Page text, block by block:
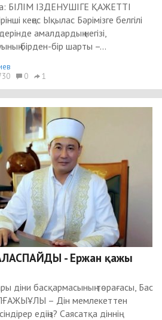
БІЛІМ ІЗДЕНУШІГЕ ҚАЖЕТТІ
кеңес Ықылас Бәрімізге белгілі
амалдардың негізі,
бірден-бір шарты –...
0 1
- Ержан қажы
діни басқармасының төрағасы, Бас
– Дін мемлекеттен
едіңіз? Саясатқа діннің